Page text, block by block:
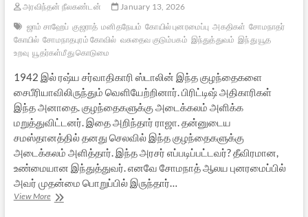
அரவிந்தன் நீலகண்டன்
January 13, 2026
ஜாம் சாஹேப் குஜராத் மனிதநேயம் கோயில் புனரமைப்பு அகதிகள் சோமநாதர்
கோயில் சோமநாதபுரம் கோவில் வசுதைவ குடும்பகம் இந்துத்துவம் இந்து யூத
உறவு யூதர்கள்மீது கொடுமை
1942 இல் ரஷ்ய சர்வாதிகாரி ஸ்டாலின் இந்த குழந்தைகளை
சைபீரியாவிலிருந்தும் வெளியேற்றினார். பிரிட்டிஷ் அதிகாரிகள்
இந்த அனாதை. குழந்தைகளுக்கு அடைக்கலம் அளிக்க
மறுத்துவிட்டனர். இதை அறிந்தார் ராஜா. தன்னுடைய
சமஸ்தானத்தில் தனது செலவில் இந்த குழந்தைகளுக்கு
அடைக்கலம் அளித்தார். இந்த அரசர் எப்படிப்பட்டவர்? தீவிரமான,
உண்மையான இந்துத்துவர். எனவே சோமநாத் ஆலய புனரமைப்பில்
அவர் முதன்மை பொறுப்பில் இருந்தார்…
View Moreயூத